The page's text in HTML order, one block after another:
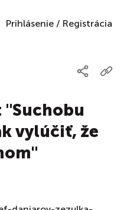
Prihlásenie / Registrácia
"Suchobu
vylúčiť, že